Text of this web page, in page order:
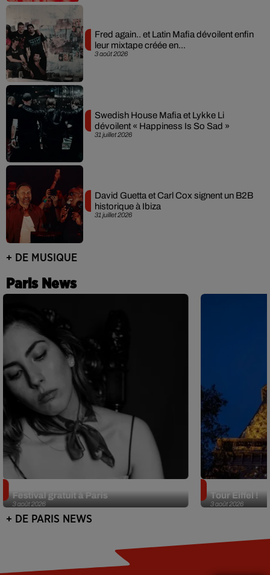
3 août 2026
Fred again.. et Latin Mafia dévoilent enfin
leur mixtape créée en...
31 juillet 2026
Swedish House Mafia et Lykke Li
dévoilent « Happiness Is So Sad »
31 juillet 2026
David Guetta et Carl Cox signent un B2B
historique à Ibiza
+ DE MUSIQUE
Paris News
3 août 2026
Festival gratuit à Paris
3 août 2026
Tour Eiffel !
+ DE PARIS NEWS